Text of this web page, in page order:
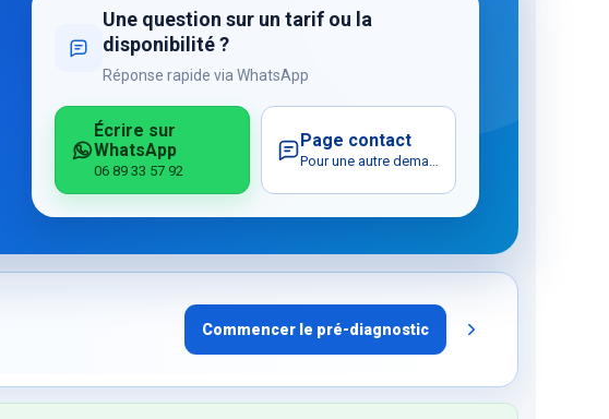
Une question sur un tarif ou la
disponibilité ?
Réponse rapide via WhatsApp
Écrire sur
WhatsApp
06 89 33 57 92
Page contact
Pour une autre demande
Commencer le pré-diagnostic